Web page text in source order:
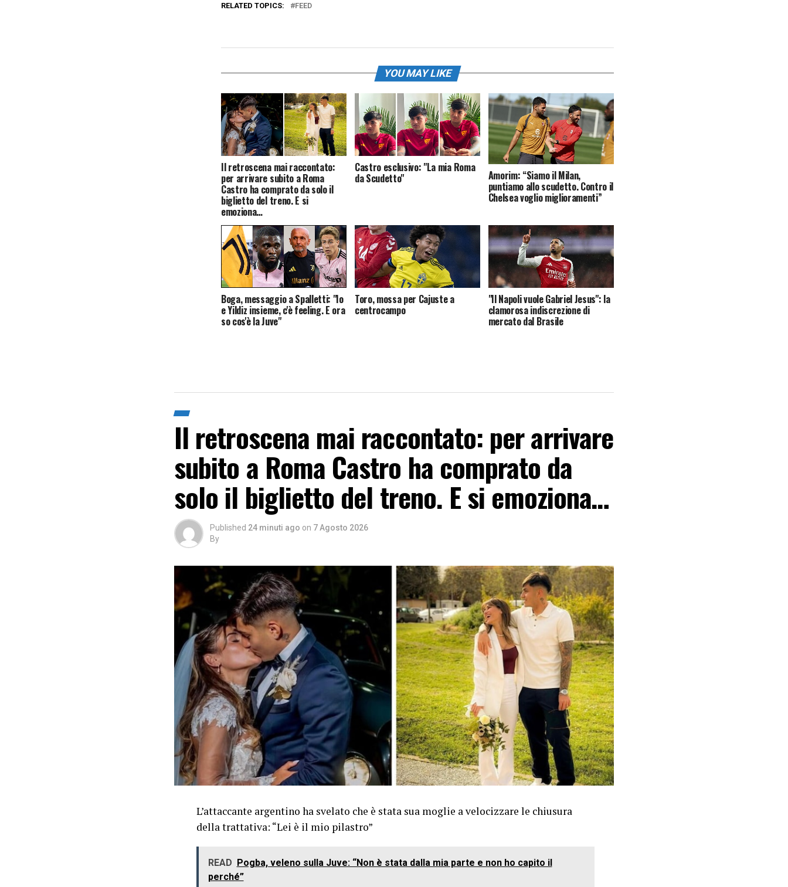
RELATED TOPICS: FEED
YOU MAY LIKE
Il retroscena mai raccontato:
per arrivare subito a Roma
Castro ha comprato da solo il
biglietto del treno. E si
emoziona…
Castro esclusivo: "La mia Roma
da Scudetto" Amorim: “Siamo il Milan,
puntiamo allo scudetto. Contro il
Chelsea voglio miglioramenti”
Boga, messaggio a Spalletti: "Io
e Yildiz insieme, c'è feeling. E ora
so cos'è la Juve"
Toro, mossa per Cajuste a
centrocampo
"Il Napoli vuole Gabriel Jesus": la
clamorosa indiscrezione di
mercato dal Brasile
Il retroscena mai raccontato: per arrivare
subito a Roma Castro ha comprato da
solo il biglietto del treno. E si emoziona…
Published 24 minuti ago on 7 Agosto 2026
By
L’attaccante argentino ha svelato che è stata sua moglie a velocizzare le chiusura
della trattativa: “Lei è il mio pilastro”
READ Pogba, veleno sulla Juve: “Non è stata dalla mia parte e non ho capito il
perché”